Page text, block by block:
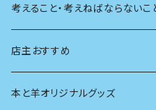
天体
生物
考えること・考えねばならないこ
創元社 シリーズ「あいだで考える」
店主おすすめ
本と羊オリジナルグッズ